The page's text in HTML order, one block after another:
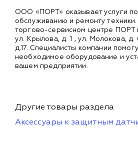
ООО «ПОРТ» оказывает услуги
обслуживанию и ремонту
торгово-сервисном центре ПОРТ
ул. Крылова, д. 1 , ул. Молокова,
д.17. Специалисты компании
необходимое оборудование и
вашем предприятии.
Другие товары раздела
Аксессуары к защитным